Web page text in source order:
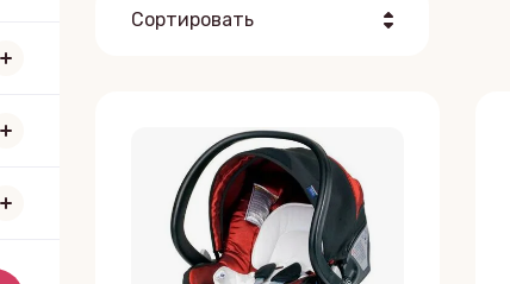
Сортировать
Цена - возрастание
Название - Я-А
Название - А-Я